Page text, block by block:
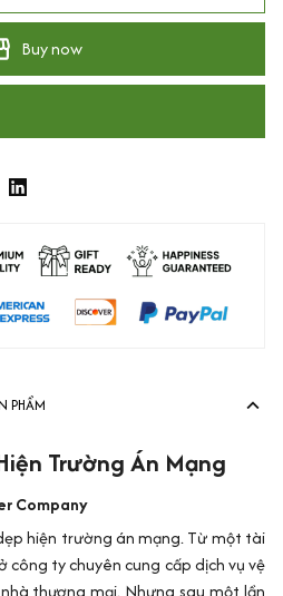
Buy now
PHẨM
Trường Án Mạng
Company
hiện trường án mạng. Từ một tài
công ty chuyên cung cấp dịch vụ vệ
thương mại. Nhưng sau một lần